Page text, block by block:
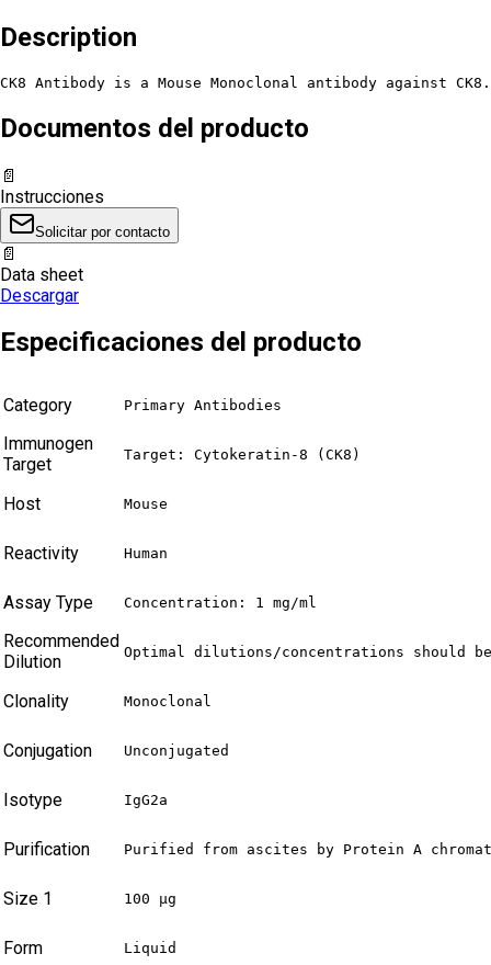
Description
CK8 Antibody is a Mouse Monoclonal antibody against CK8.
Documentos del producto
📄
Instrucciones
Solicitar por contacto
📄
Data sheet
Descargar
Especificaciones del producto
Category Primary Antibodies
Immunogen
Target
Target: Cytokeratin-8 (CK8)
Host Mouse
Reactivity Human
Assay Type Concentration: 1 mg/ml
Recommended
Dilution
Optimal dilutions/concentrations should
Clonality Monoclonal
Conjugation Unconjugated
Isotype IgG2a
Purification Purified from ascites by Protein A
Size 1 100 µg
Form Liquid